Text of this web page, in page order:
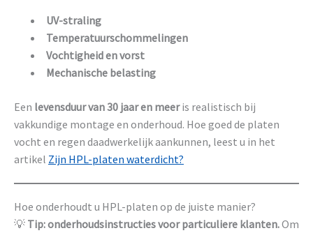
UV-straling
Temperatuurschommelingen
Vochtigheid en vorst
Mechanische belasting
Een levensduur van 30 jaar en meeris realistisch bij
vakkundige montage en onderhoud. Hoe goed de platen
vocht en regen daadwerkelijk aankunnen, leest u in het
artikel Zijn HPL-platen waterdicht?
Hoe onderhoudt u HPL-platen op de juiste manier?
💡 Tip: onderhoudsinstructies voor particuliere klanten.Om